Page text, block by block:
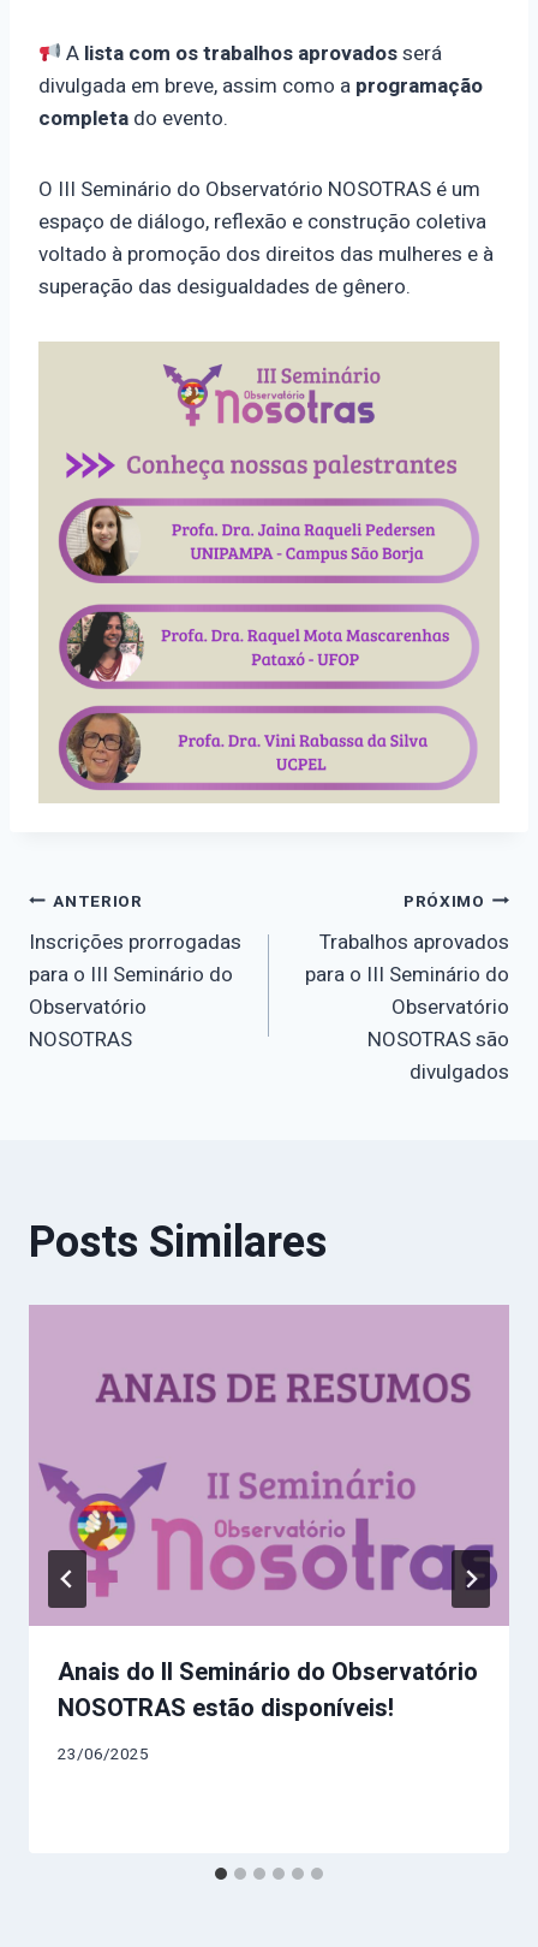
A lista com os trabalhos aprovadosserá
divulgada em breve, assim como a programação
completa do evento.
O III Seminário do Observatório NOSOTRAS é um
espaço de diálogo, reflexão e construção coletiva
voltado à promoção dos direitos das mulheres e à
superação das desigualdades de gênero.
Navegação
de
Post
ANTERIOR
Inscrições prorrogadas
para o III Seminário do
Observatório
NOSOTRAS
PRÓXIMO
Trabalhos aprovados
para o III Seminário do
Observatório
NOSOTRAS são
divulgados
Posts Similares
Anais do II Seminário do Observatório
NOSOTRAS estão disponíveis!
23/06/2025